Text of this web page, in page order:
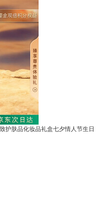
护肤品化妆品礼盒七夕情人节生日